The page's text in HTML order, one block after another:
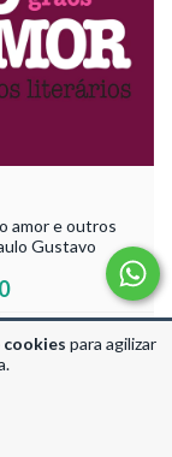
cookies para agilizar
amor e outros
Gustavo